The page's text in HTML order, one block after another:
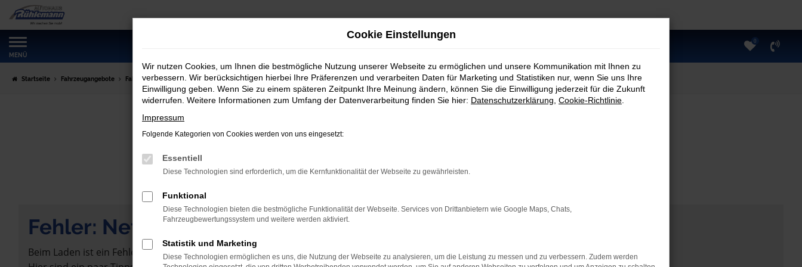
Zum
Hauptinhalt
springen
MENÜ
0
Startseite Fahrzeugangebote Fahrzeugmarkt
Fahrzeugmarkt
Fehler: Network Error
Beim Laden ist ein Fehler aufgetreten.
Cookie Einstellungen
Wir nutzen Cookies, um Ihnen die bestmögliche Nutzung unserer Webseite zu ermöglichen und unsere Kommunikation mit Ihnen zu
verbessern. Wir berücksichtigen hierbei Ihre Präferenzen und verarbeiten Daten für Marketing und Statistiken nur, wenn Sie uns Ihre
Einwilligung geben. Wenn Sie zu einem späteren Zeitpunkt Ihre Meinung ändern, können Sie die Einwilligung jederzeit für die Zukunft
widerrufen. Weitere Informationen zum Umfang der Datenverarbeitung finden Sie hier: Datenschutzerklärung Cookie-Richtlinie
Impressum
Folgende Kategorien von Cookies werden von uns eingesetzt:
Essentiell
Diese Technologien sind erforderlich, um die Kernfunktionalität der Webseite zu gewährleisten.
Funktional
Diese Technologien bieten die bestmögliche Funktionalität der Webseite. Services von Drittanbietern wie Google Maps, Chats,
Fahrzeugbewertungssystem und weitere werden aktiviert.
Statistik und Marketing
Diese Technologien ermöglichen es uns, die Nutzung der Webseite zu analysieren, um die Leistung zu messen und zu verbessern. Zudem werden